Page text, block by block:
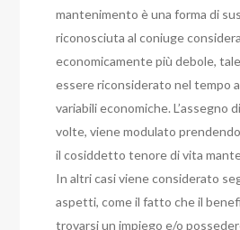
mantenimento è una forma di
riconosciuta al coniuge
economicamente più debole,
essere riconsiderato nel tempo
variabili economiche. L’assegno
volte, viene modulato
il cosiddetto tenore di vita
In altri casi viene considerato
aspetti, come il fatto che il
trovarsi un impiego e/o